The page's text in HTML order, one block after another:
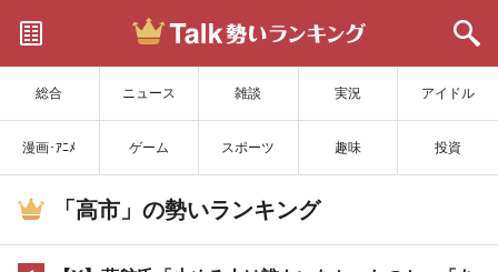
総合 ニュース 雑談 実況 アイドル
漫画･ｱﾆﾒ ゲーム スポーツ 趣味 投資
サイトを更新
「高市」の勢いランキング